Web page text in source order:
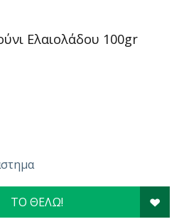
Ελαιολάδου 100gr
ΤΟ ΘΕΛΩ!